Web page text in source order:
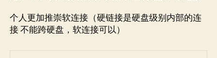
个人更加推崇软连接（硬链接是硬盘级别内部的连
接 不能跨硬盘，软连接可以）